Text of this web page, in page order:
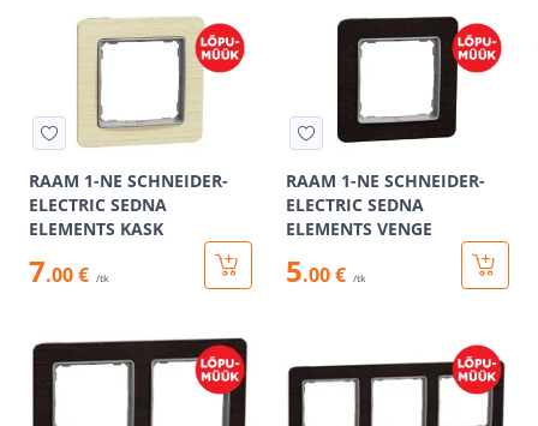
RAAM 1-NE SCHNEIDER-
ELECTRIC SEDNA
ELEMENTS KASK
7.00 € /tk
RAAM 1-NE SCHNEIDER-
ELECTRIC SEDNA
ELEMENTS VENGE
5.00 € /tk